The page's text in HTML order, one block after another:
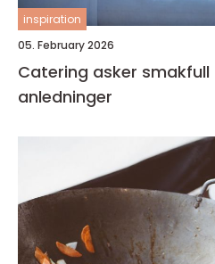
inspiration
05. February 2026
Catering asker smakfull mat til små og store
anledninger